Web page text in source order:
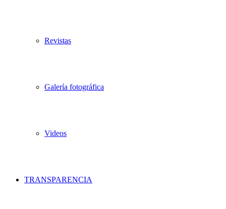
Revistas
Galería fotográfica
Videos
TRANSPARENCIA